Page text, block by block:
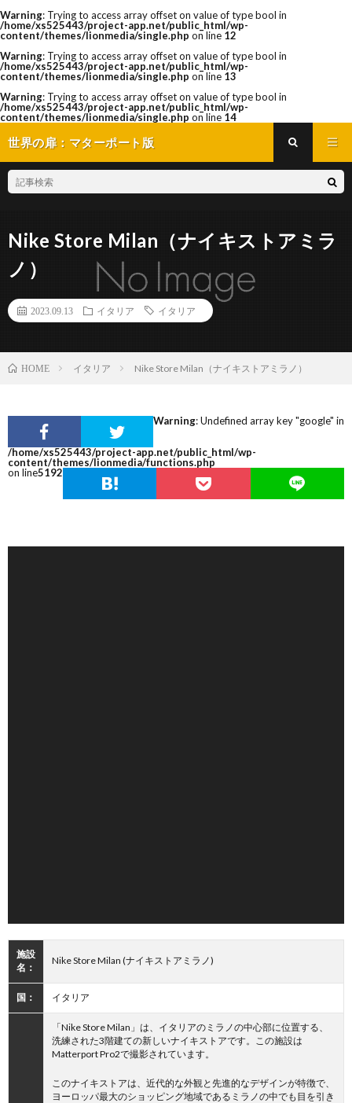
Warning: Trying to access array offset on value of type bool in
/home/xs525443/project-app.net/public_html/wp-
content/themes/lionmedia/single.php on line 12
Warning: Trying to access array offset on value of type bool in
/home/xs525443/project-app.net/public_html/wp-
content/themes/lionmedia/single.php on line 13
Warning: Trying to access array offset on value of type bool in
/home/xs525443/project-app.net/public_html/wp-
content/themes/lionmedia/single.php on line 14
世界の扉：マターポート版
Nike Store Milan（ナイキストアミラ
ノ）
2023.09.13 イタリア イタリア
HOME イタリア Nike Store Milan（ナイキストアミラノ）
Warning: Undefined array key "google" in
/home/xs525443/project-app.net/public_html/wp-
content/themes/lionmedia/functions.php
on line5192
施設
名：
Nike Store Milan (ナイキストアミラノ)
国： イタリア
「Nike Store Milan」は、イタリアのミラノの中心部に位置する、
洗練された3階建ての新しいナイキストアです。この施設は
Matterport Pro2で撮影されています。
このナイキストアは、近代的な外観と先進的なデザインが特徴で、
ヨーロッパ最大のショッピング地域であるミラノの中でも目を引き